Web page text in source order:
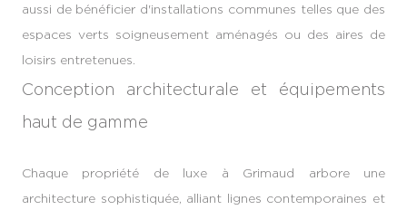
aussi de bénéficier d'installations communes telles que des
espaces verts soigneusement aménagés ou des aires de
loisirs entretenues.
Conception architecturale et équipements
haut de gamme
Chaque propriété de luxe à Grimaud arbore une
architecture sophistiquée, alliant lignes contemporaines et